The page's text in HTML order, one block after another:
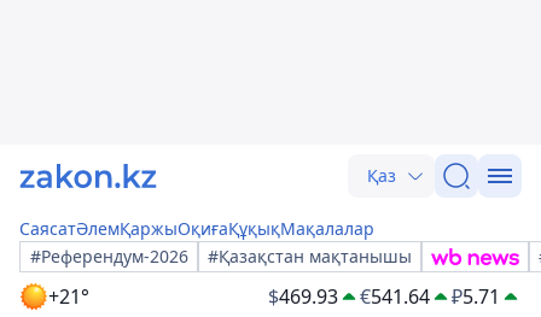
Қаз
СаясатӘлемҚаржыОқиғаҚұқықМақалалар
#Референдум-2026
#Қазақстан мақтанышы
+21° $469.93 €541.64 ₽5.71